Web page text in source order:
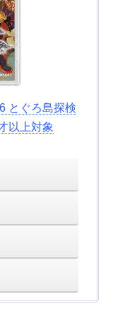
とぐろ島探検
以上対象